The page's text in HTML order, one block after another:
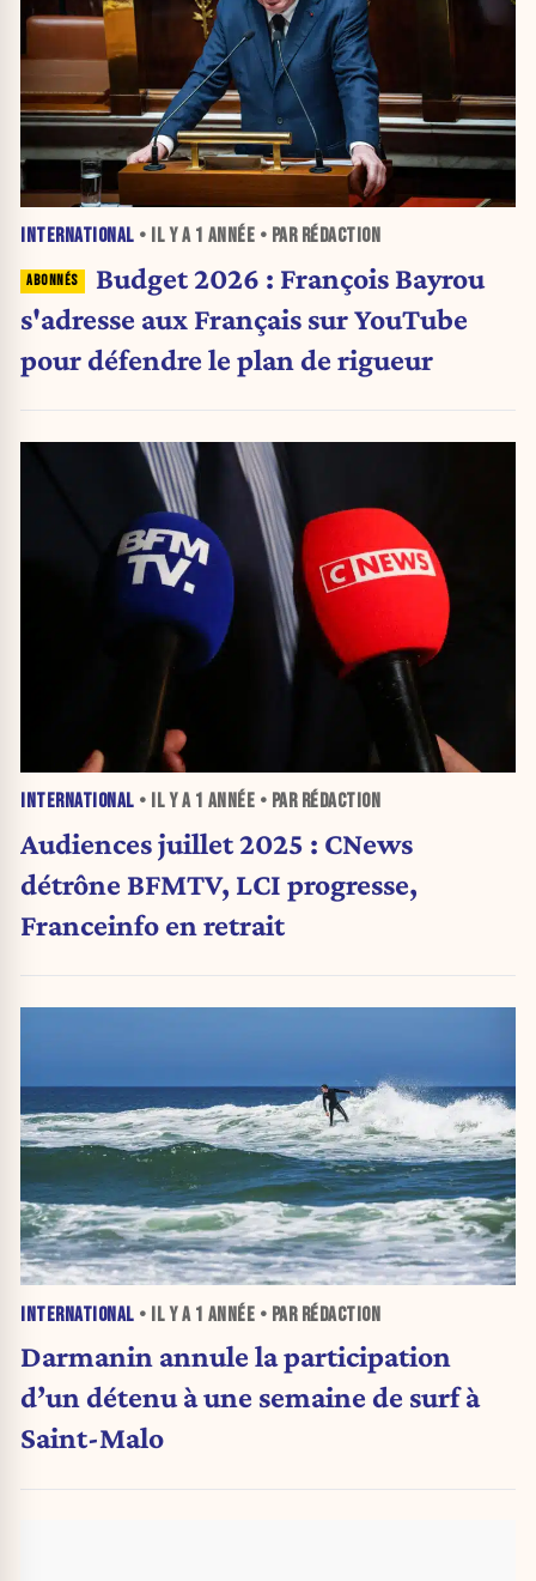
INTERNATIONAL • IL Y A 1 ANNÉE • PAR RÉDACTION
Budget 2026 : François Bayrou
s'adresse aux Français sur YouTube
pour défendre le plan de rigueur
INTERNATIONAL • IL Y A 1 ANNÉE • PAR RÉDACTION
Audiences juillet 2025 : CNews
détrône BFMTV, LCI progresse,
Franceinfo en retrait
INTERNATIONAL • IL Y A 1 ANNÉE • PAR RÉDACTION
Darmanin annule la participation
d’un détenu à une semaine de surf à
Saint-Malo